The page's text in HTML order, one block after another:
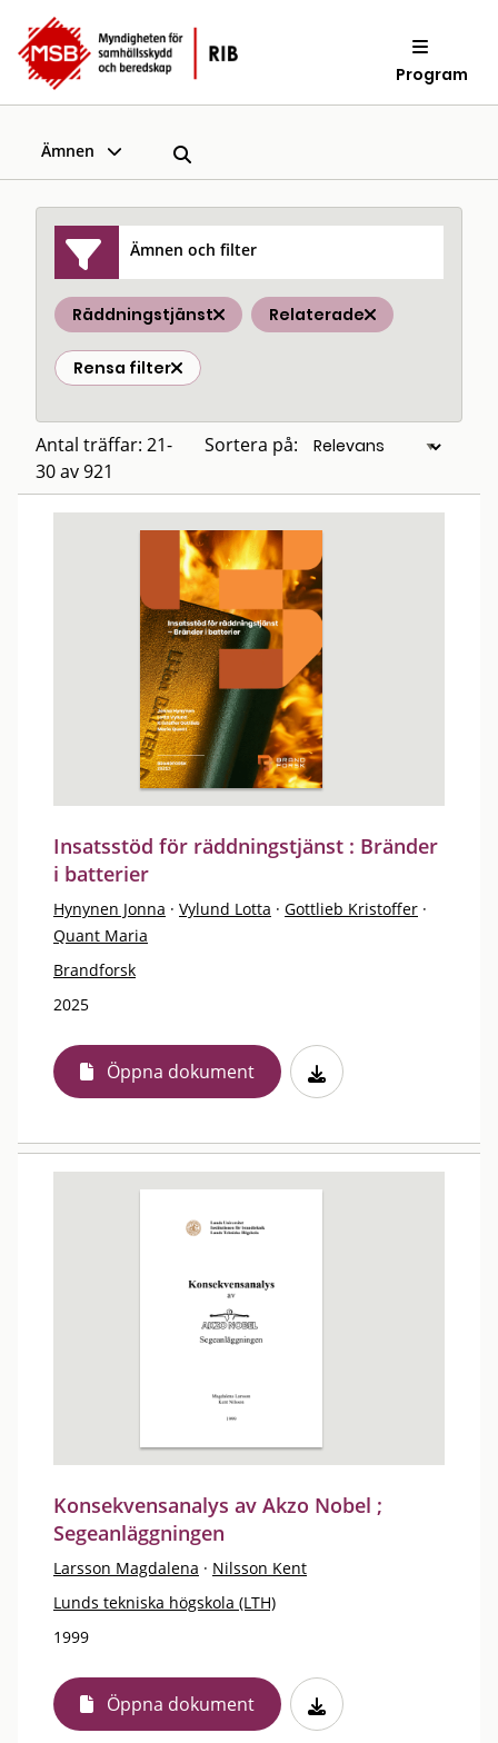
Program
Ämnen
Ämnen och filter
Räddningstjänst Relaterade
Rensa filter
Antal träffar: 21-
30 av 921
Sortera på:
Insatsstöd för räddningstjänst : Bränder
i batterier
Hynynen Jonna · Vylund Lotta · Gottlieb Kristoffer ·
Quant Maria
Brandforsk
2025
Öppna dokument
Konsekvensanalys av Akzo Nobel ;
Segeanläggningen
Larsson Magdalena · Nilsson Kent
Lunds tekniska högskola (LTH)
1999
Öppna dokument